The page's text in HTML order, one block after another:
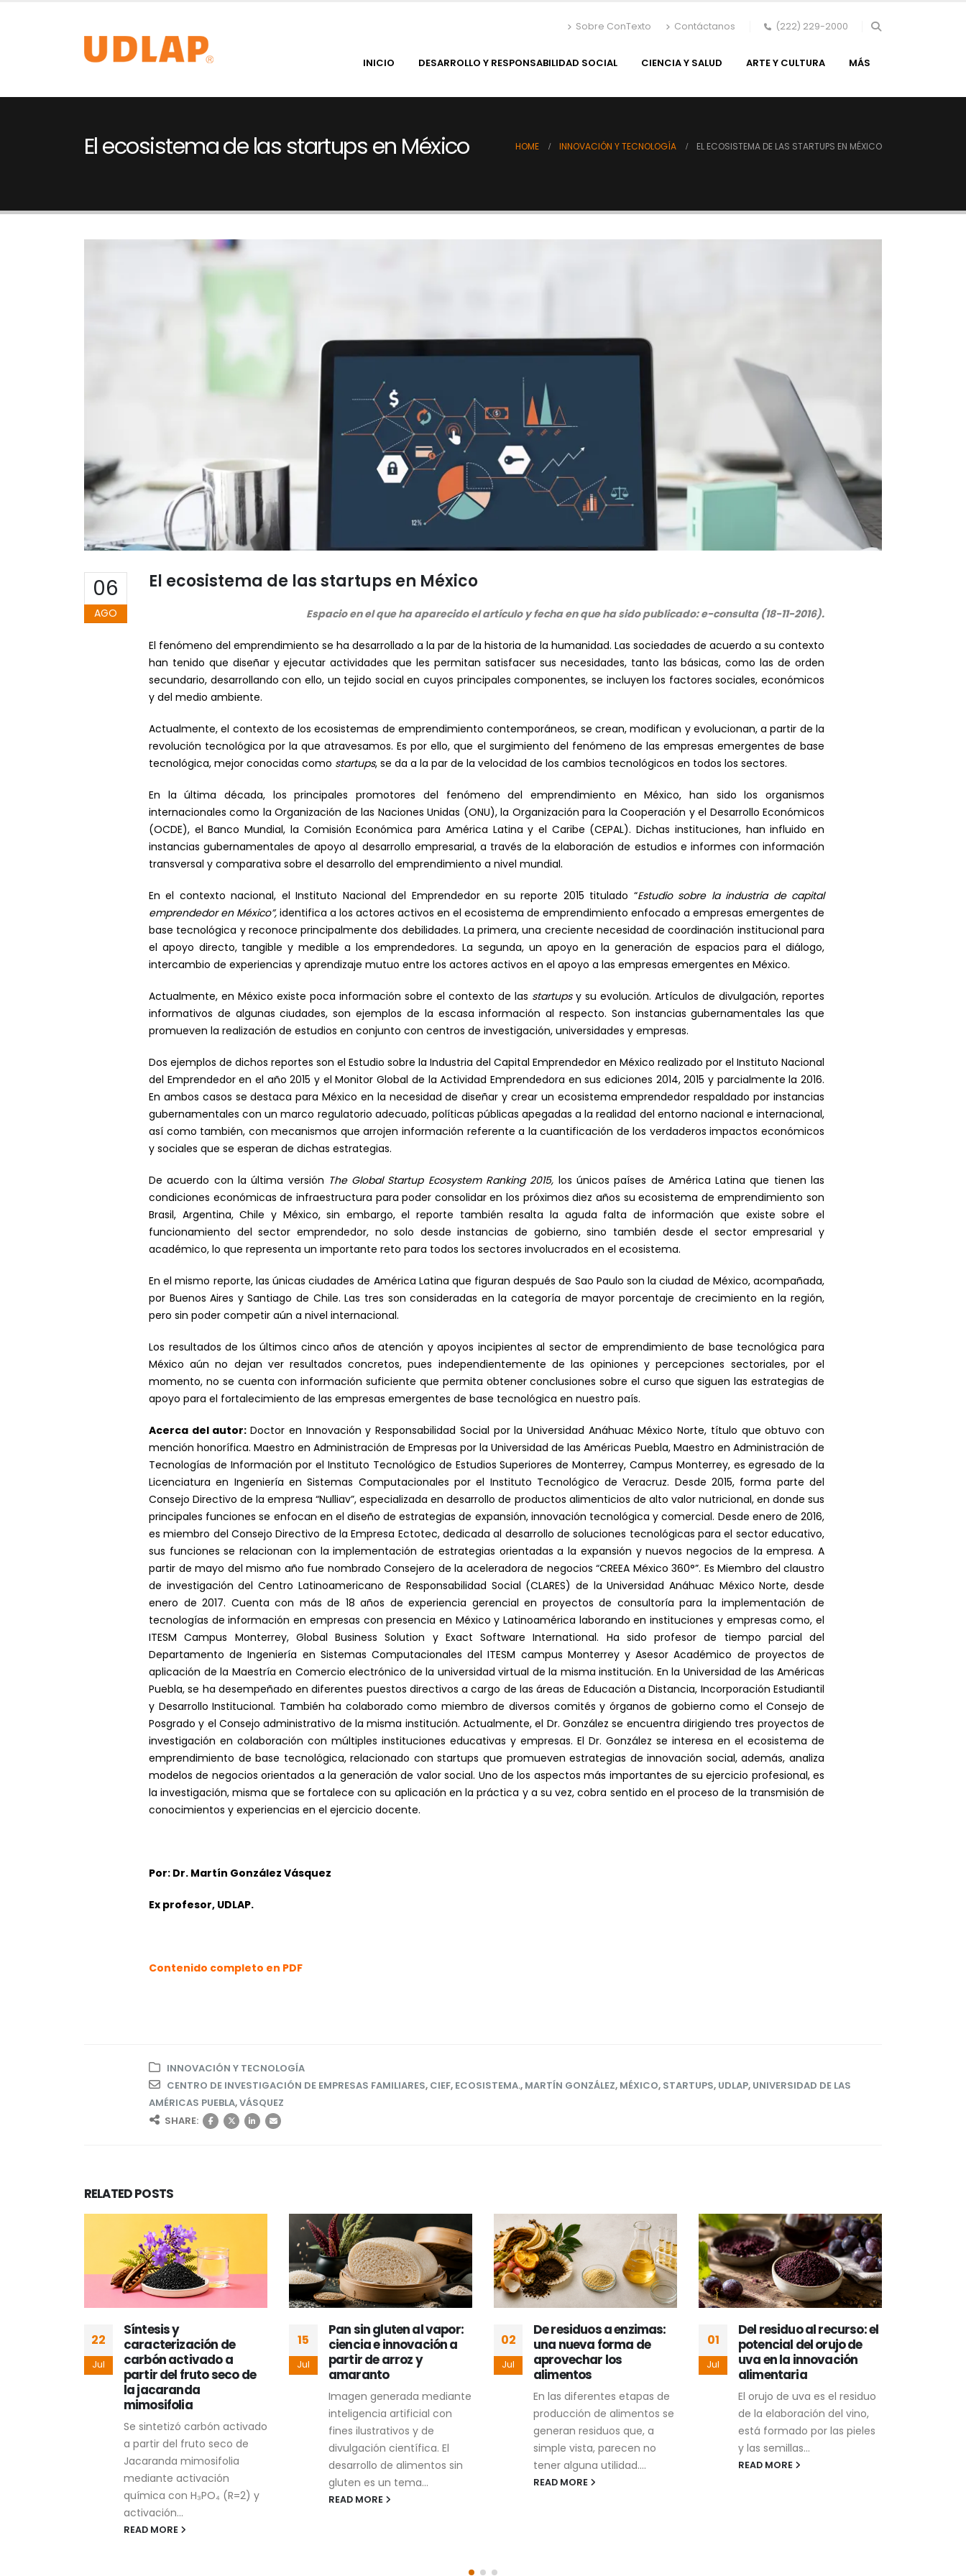
Sobre ConTexto Contáctanos (222) 229-2000
INICIO DESARROLLO Y RESPONSABILIDAD SOCIAL CIENCIA Y SALUD ARTE Y CULTURA MÁS
El ecosistema de las startups en México HOME INNOVACIÓN Y TECNOLOGÍA EL ECOSISTEMA DE LAS STARTUPS EN MÉXICO
06
AGO
El ecosistema de las startups en México
Espacio en el que ha aparecido el artículo y fecha en que ha sido publicado: e-consulta (18-11-2016).
El fenómeno del emprendimiento se ha desarrollado a la par de la historia de la humanidad. Las sociedades de acuerdo a su contexto
han tenido que diseñar y ejecutar actividades que les permitan satisfacer sus necesidades, tanto las básicas, como las de orden
secundario, desarrollando con ello, un tejido social en cuyos principales componentes, se incluyen los factores sociales, económicos
y del medio ambiente.
Actualmente, el contexto de los ecosistemas de emprendimiento contemporáneos, se crean, modifican y evolucionan, a partir de la
revolución tecnológica por la que atravesamos. Es por ello, que el surgimiento del fenómeno de las empresas emergentes de base
tecnológica, mejor conocidas como startups, se da a la par de la velocidad de los cambios tecnológicos en todos los sectores.
En la última década, los principales promotores del fenómeno del emprendimiento en México, han sido los organismos
internacionales como la Organización de las Naciones Unidas (ONU), la Organización para la Cooperación y el Desarrollo Económicos
(OCDE), el Banco Mundial, la Comisión Económica para América Latina y el Caribe (CEPAL). Dichas instituciones, han influido en
instancias gubernamentales de apoyo al desarrollo empresarial, a través de la elaboración de estudios e informes con información
transversal y comparativa sobre el desarrollo del emprendimiento a nivel mundial.
En el contexto nacional, el Instituto Nacional del Emprendedor en su reporte 2015 titulado “Estudio sobre la industria de capital
emprendedor en México”, identifica a los actores activos en el ecosistema de emprendimiento enfocado a empresas emergentes de
base tecnológica y reconoce principalmente dos debilidades. La primera, una creciente necesidad de coordinación institucional para
el apoyo directo, tangible y medible a los emprendedores. La segunda, un apoyo en la generación de espacios para el diálogo,
intercambio de experiencias y aprendizaje mutuo entre los actores activos en el apoyo a las empresas emergentes en México.
Actualmente, en México existe poca información sobre el contexto de las startupsy su evolución. Artículos de divulgación, reportes
informativos de algunas ciudades, son ejemplos de la escasa información al respecto. Son instancias gubernamentales las que
promueven la realización de estudios en conjunto con centros de investigación, universidades y empresas.
Dos ejemplos de dichos reportes son el Estudio sobre la Industria del Capital Emprendedor en México realizado por el Instituto Nacional
del Emprendedor en el año 2015 y el Monitor Global de la Actividad Emprendedora en sus ediciones 2014, 2015 y parcialmente la 2016.
En ambos casos se destaca para México en la necesidad de diseñar y crear un ecosistema emprendedor respaldado por instancias
gubernamentales con un marco regulatorio adecuado, políticas públicas apegadas a la realidad del entorno nacional e internacional,
así como también, con mecanismos que arrojen información referente a la cuantificación de los verdaderos impactos económicos
y sociales que se esperan de dichas estrategias.
De acuerdo con la última versión The Global Startup Ecosystem Ranking 2015, los únicos países de América Latina que tienen las
condiciones económicas de infraestructura para poder consolidar en los próximos diez años su ecosistema de emprendimiento son
Brasil, Argentina, Chile y México, sin embargo, el reporte también resalta la aguda falta de información que existe sobre el
funcionamiento del sector emprendedor, no solo desde instancias de gobierno, sino también desde el sector empresarial y
académico, lo que representa un importante reto para todos los sectores involucrados en el ecosistema.
En el mismo reporte, las únicas ciudades de América Latina que figuran después de Sao Paulo son la ciudad de México, acompañada,
por Buenos Aires y Santiago de Chile. Las tres son consideradas en la categoría de mayor porcentaje de crecimiento en la región,
pero sin poder competir aún a nivel internacional.
Los resultados de los últimos cinco años de atención y apoyos incipientes al sector de emprendimiento de base tecnológica para
México aún no dejan ver resultados concretos, pues independientemente de las opiniones y percepciones sectoriales, por el
momento, no se cuenta con información suficiente que permita obtener conclusiones sobre el curso que siguen las estrategias de
apoyo para el fortalecimiento de las empresas emergentes de base tecnológica en nuestro país.
Acerca del autor:Doctor en Innovación y Responsabilidad Social por la Universidad Anáhuac México Norte, título que obtuvo con
mención honorífica. Maestro en Administración de Empresas por la Universidad de las Américas Puebla, Maestro en Administración de
Tecnologías de Información por el Instituto Tecnológico de Estudios Superiores de Monterrey, Campus Monterrey, es egresado de la
Licenciatura en Ingeniería en Sistemas Computacionales por el Instituto Tecnológico de Veracruz. Desde 2015, forma parte del
Consejo Directivo de la empresa “Nulliav”, especializada en desarrollo de productos alimenticios de alto valor nutricional, en donde sus
principales funciones se enfocan en el diseño de estrategias de expansión, innovación tecnológica y comercial. Desde enero de 2016,
es miembro del Consejo Directivo de la Empresa Ectotec, dedicada al desarrollo de soluciones tecnológicas para el sector educativo,
sus funciones se relacionan con la implementación de estrategias orientadas a la expansión y nuevos negocios de la empresa. A
partir de mayo del mismo año fue nombrado Consejero de la aceleradora de negocios “CREEA México 360°”. Es Miembro del claustro
de investigación del Centro Latinoamericano de Responsabilidad Social (CLARES) de la Universidad Anáhuac México Norte, desde
enero de 2017. Cuenta con más de 18 años de experiencia gerencial en proyectos de consultoría para la implementación de
tecnologías de información en empresas con presencia en México y Latinoamérica laborando en instituciones y empresas como, el
ITESM Campus Monterrey, Global Business Solution y Exact Software International. Ha sido profesor de tiempo parcial del
Departamento de Ingeniería en Sistemas Computacionales del ITESM campus Monterrey y Asesor Académico de proyectos de
aplicación de la Maestría en Comercio electrónico de la universidad virtual de la misma institución. En la Universidad de las Américas
Puebla, se ha desempeñado en diferentes puestos directivos a cargo de las áreas de Educación a Distancia, Incorporación Estudiantil
y Desarrollo Institucional. También ha colaborado como miembro de diversos comités y órganos de gobierno como el Consejo de
Posgrado y el Consejo administrativo de la misma institución. Actualmente, el Dr. González se encuentra dirigiendo tres proyectos de
investigación en colaboración con múltiples instituciones educativas y empresas. El Dr. González se interesa en el ecosistema de
emprendimiento de base tecnológica, relacionado con startups que promueven estrategias de innovación social, además, analiza
modelos de negocios orientados a la generación de valor social. Uno de los aspectos más importantes de su ejercicio profesional, es
la investigación, misma que se fortalece con su aplicación en la práctica y a su vez, cobra sentido en el proceso de la transmisión de
conocimientos y experiencias en el ejercicio docente.
Por: Dr. Martín González Vásquez
Ex profesor, UDLAP.
Contenido completo en PDF
INNOVACIÓN Y TECNOLOGÍA
CENTRO DE INVESTIGACIÓN DE EMPRESAS FAMILIARES, CIEF, ECOSISTEMA., MARTÍN GONZÁLEZ, MÉXICO, STARTUPS, UDLAP, UNIVERSIDAD DE LAS
AMÉRICAS PUEBLA,VÁSQUEZ
SHARE:
RELATEDPOSTS
22
Jul
Síntesis y
caracterización de
carbón activado a
partir del fruto seco de
la jacaranda
mimosifolia
Se sintetizó carbón activado
a partir del fruto seco de
Jacaranda mimosifolia
mediante activación
química con H₃PO₄ (R=2) y
activación...
READ MORE
15
Jul
Pan sin gluten al vapor:
ciencia e innovación a
partir de arroz y
amaranto
Imagen generada mediante
inteligencia artificial con
fines ilustrativos y de
divulgación científica. El
desarrollo de alimentos sin
gluten es un tema...
READ MORE
02
Jul
De residuos a enzimas:
una nueva forma de
aprovechar los
alimentos
En las diferentes etapas de
producción de alimentos se
generan residuos que, a
simple vista, parecen no
tener alguna utilidad....
READ MORE
01
Jul
Del residuo al recurso: el
potencial del orujo de
uva en la innovación
alimentaria
El orujo de uva es el residuo
de la elaboración del vino,
está formado por las pieles
y las semillas...
READ MORE